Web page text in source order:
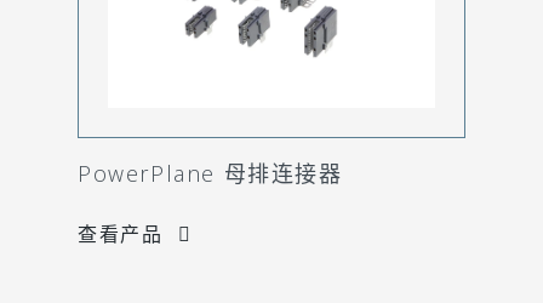
PowerPlane 母排连接器
查看产品